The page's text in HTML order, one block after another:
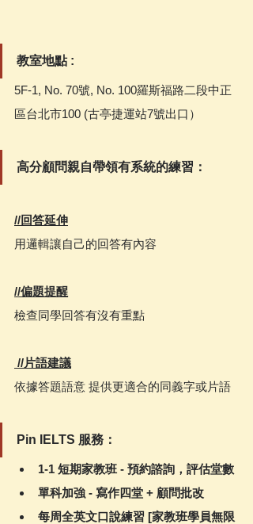
教室地點 :
5F-1, No. 70號, No. 100羅斯福路二段中正
區台北市100 (古亭捷運站7號出口）
高分顧問親自帶領有系統的練習：
//回答延伸
用邏輯讓自己的回答有內容
//偏題提醒
檢查同學回答有沒有重點
//片語建議
依據答題語意 提供更適合的同義字或片語
Pin IELTS 服務：
1-1 短期家教班 - 預約諮詢，評估堂數
單科加強 - 寫作四堂 + 顧問批改
每周全英文口說練習 [家教班學員無限